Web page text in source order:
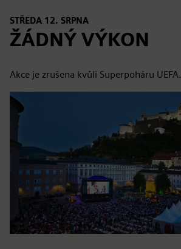
STŘEDA 12. SRPNA
ŽÁDNÝ VÝKON
Akce je zrušena kvůli Superpoháru UEFA.